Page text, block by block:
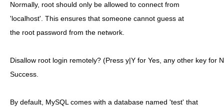
Normally, root should only be allowed to connect from
'localhost'. This ensures that someone cannot guess at
the root password from the network.
Disallow root login remotely? (Press y|Y for Yes, any other key for
Success.
By default, MySQL comes with a database named 'test' that